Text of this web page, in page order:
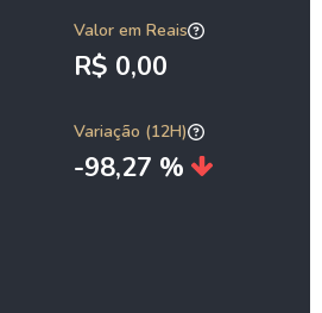
Valor em Reais
R$ 0,00
Variação (12H)
-98,27 %